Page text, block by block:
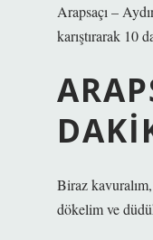
Arapsaçı –
karıştırarak 10
Biraz
dökelim ve